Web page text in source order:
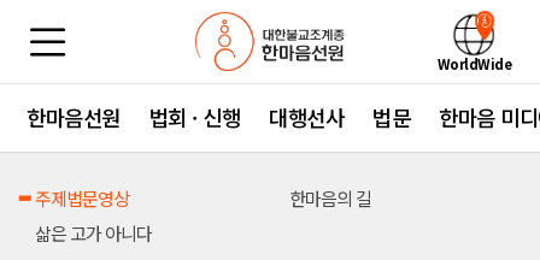
WorldWide
한마음선원 법회 · 신행 대행선사 법문 한마음 미
주제법문영상
한마음의 길
삶은 고가 아니다